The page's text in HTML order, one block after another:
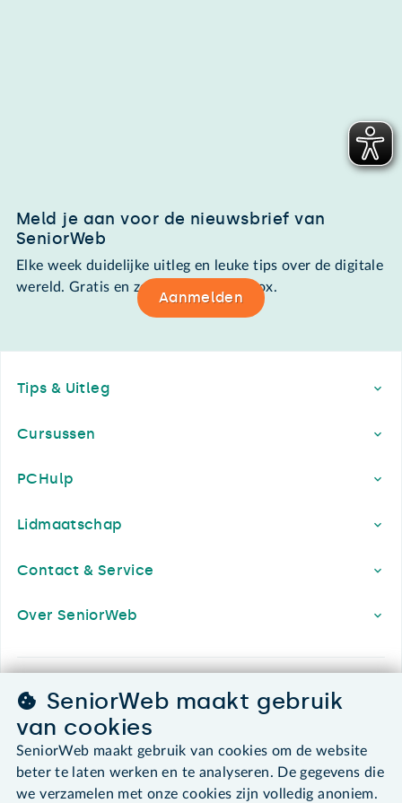
Meld je aan voor de nieuwsbrief van
SeniorWeb
Elke week duidelijke uitleg en leuke tips over de digitale
wereld. Gratis en zomaar in de mailbox.
Aanmelden
Tips & Uitleg
Cursussen
PCHulp
Lidmaatschap
Contact & Service
Over SeniorWeb
SeniorWeb.
De computerhulp voor u.
030 - 276 99 65
leden@seniorweb.nl
SeniorWeb maakt gebruik
van cookies
SeniorWeb maakt gebruik van cookies om de website
beter te laten werken en te analyseren. De gegevens die
we verzamelen met onze cookies zijn volledig anoniem.